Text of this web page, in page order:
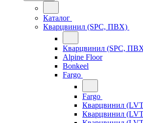
Каталог
Кварцвинил (SPC, ПВХ)
Кварцвинил (SPC,
Alpine Floor
Bonkeel
Fargo
Fargo
Кварцвинил
Кварцвинил